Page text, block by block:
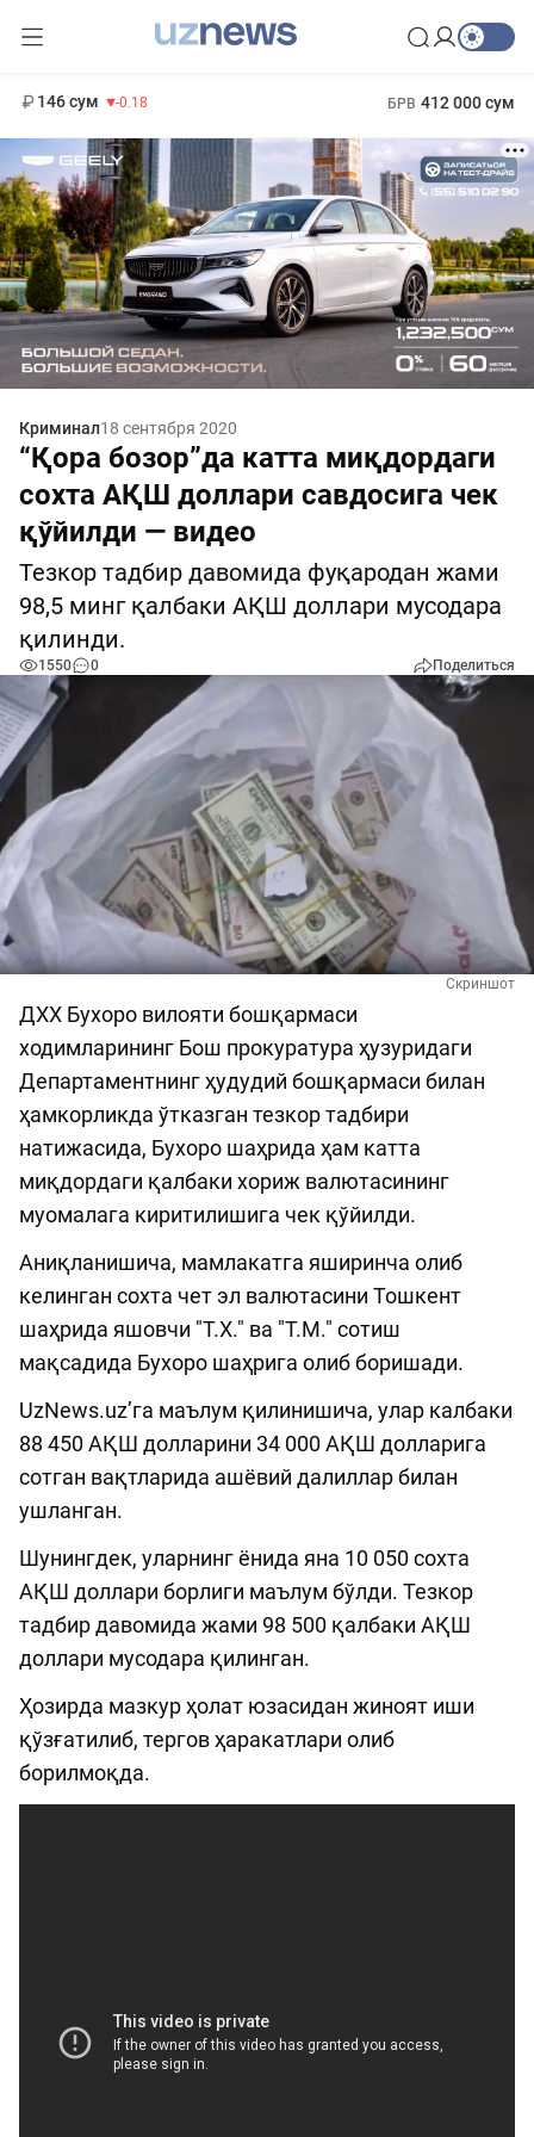
146 сум -0.18 БРВ 412 000 сум
Криминал18 сентября 2020
“Қора бозор”да катта миқдордаги
сохта АҚШ доллари савдосига чек
қўйилди — видео
Тезкор тадбир давомида фуқародан жами
98,5 минг қалбаки АҚШ доллари мусодара
қилинди.
1550 0 Поделиться
Скриншот
ДХХ Бухоро вилояти бошқармаси
ходимларининг Бош прокуратура ҳузуридаги
Департаментнинг ҳудудий бошқармаси билан
ҳамкорликда ўтказган тезкор тадбири
натижасида, Бухоро шаҳрида ҳам катта
миқдордаги қалбаки хориж валютасининг
муомалага киритилишига чек қўйилди.
Аниқланишича, мамлакатга яширинча олиб
келинган сохта чет эл валютасини Тошкент
шаҳрида яшовчи "Т.Х." ва "Т.М." сотиш
мақсадида Бухоро шаҳрига олиб боришади.
UzNews.uz’га маълум қилинишича, улар калбаки
88 450 АҚШ долларини 34 000 АҚШ долларига
сотган вақтларида ашёвий далиллар билан
ушланган.
Шунингдек, уларнинг ёнида яна 10 050 сохта
АҚШ доллари борлиги маълум бўлди. Тезкор
тадбир давомида жами 98 500 қалбаки АҚШ
доллари мусодара қилинган.
Ҳозирда мазкур ҳолат юзасидан жиноят иши
қўзғатилиб, тергов ҳаракатлари олиб
борилмоқда.